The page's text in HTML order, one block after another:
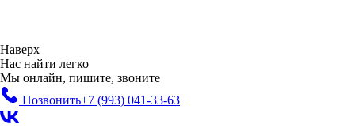
Наверх
Нас найти легко
Мы онлайн, пишите, звоните
Позвонить+7 (993) 041-33-63